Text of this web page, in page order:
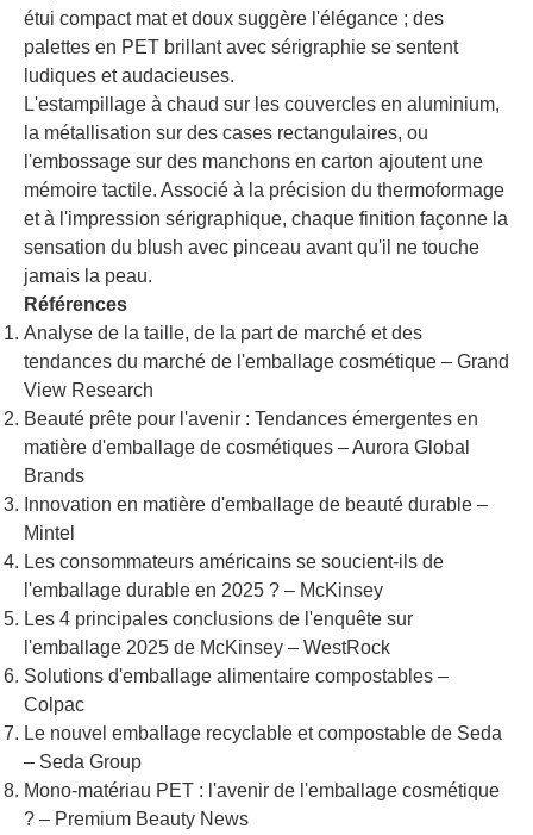
étui compact mat et doux suggère l'élégance ; des
palettes en PET brillant avec sérigraphie se sentent
ludiques et audacieuses.
L'estampillage à chaud sur les couvercles en aluminium,
la métallisation sur des cases rectangulaires, ou
l'embossage sur des manchons en carton ajoutent une
mémoire tactile. Associé à la précision du thermoformage
et à l'impression sérigraphique, chaque finition façonne la
sensation du blush avec pinceau avant qu'il ne touche
jamais la peau.
Références
Analyse de la taille, de la part de marché et des
tendances du marché de l'emballage cosmétique – Grand
View Research
Beauté prête pour l'avenir : Tendances émergentes en
matière d'emballage de cosmétiques – Aurora Global
Brands
Innovation en matière d'emballage de beauté durable –
Mintel
Les consommateurs américains se soucient-ils de
l'emballage durable en 2025 ? – McKinsey
Les 4 principales conclusions de l'enquête sur
l'emballage 2025 de McKinsey – WestRock
Solutions d'emballage alimentaire compostables –
Colpac
Le nouvel emballage recyclable et compostable de Seda
– Seda Group
Mono-matériau PET : l'avenir de l'emballage cosmétique
? – Premium Beauty News